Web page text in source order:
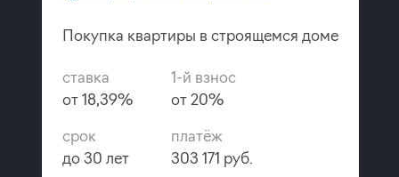
Покупка квартиры в строящемся доме
ставка
от 18,39%
1-й взнос
от 20%
срок
до 30 лет
платёж
303 171 руб.